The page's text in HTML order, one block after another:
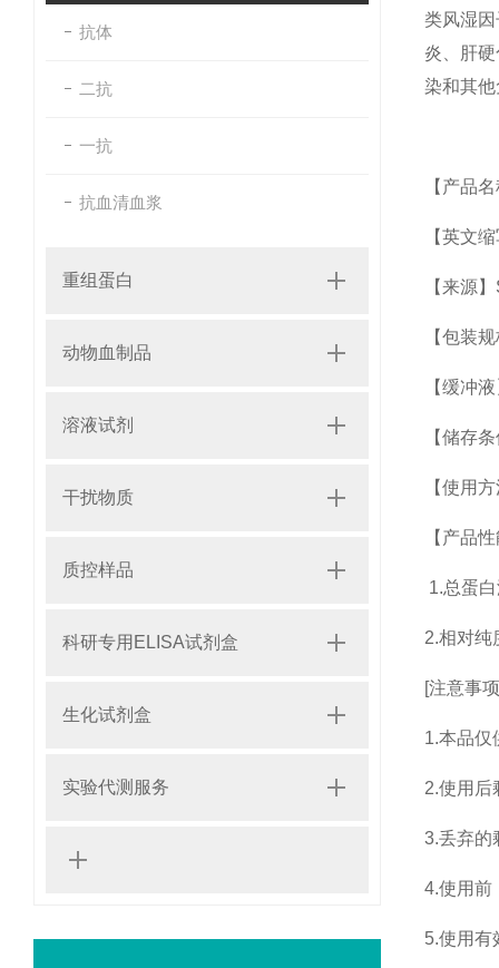
抗体
二抗
一抗
抗血清血浆
重组蛋白
动物血制品
溶液试剂
干扰物质
质控样品
科研专用ELISA试剂盒
生化试剂盒
实验代测服务
类风湿
炎、肝
染和其
【产品
【英文
【来源
【包装
【缓冲
【储存
【使用
【产品
1.总蛋
2.相对纯
[注意事
1.本品仅
2.使用后
3.丢弃的
4.使用前
5.使用有